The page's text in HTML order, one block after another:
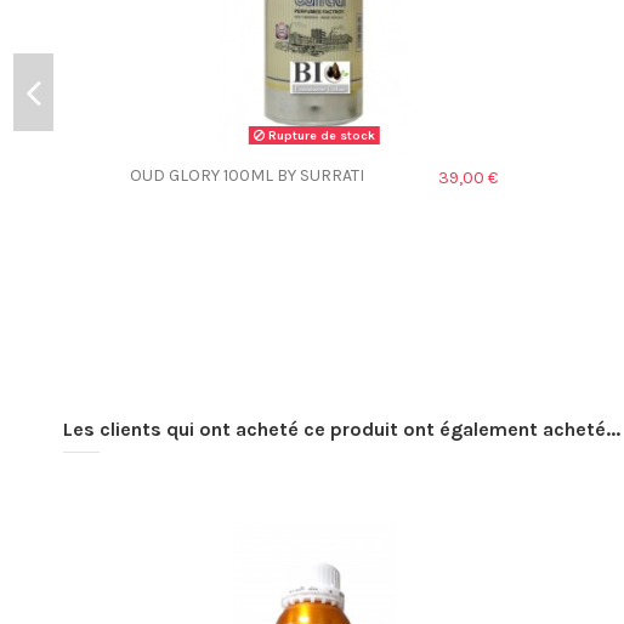
Rupture de stock
OUD GLORY 100ML BY SURRATI 39,00 €
Les clients qui ont acheté ce produit ont également acheté...